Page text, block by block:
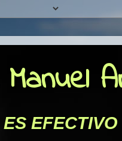
EFECTIVO